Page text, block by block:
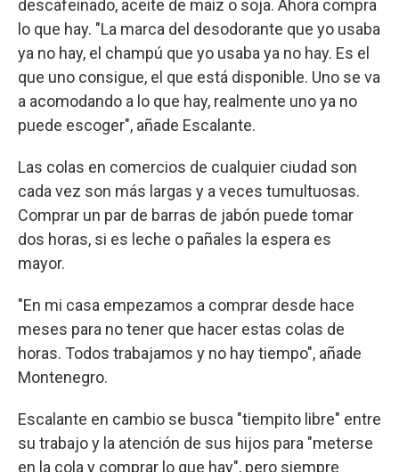
descafeinado, aceite de maiz o soja. Ahora compra
lo que hay. "La marca del desodorante que yo usaba
ya no hay, el champú que yo usaba ya no hay. Es el
que uno consigue, el que está disponible. Uno se va
a acomodando a lo que hay, realmente uno ya no
puede escoger", añade Escalante.
Las colas en comercios de cualquier ciudad son
cada vez son más largas y a veces tumultuosas.
Comprar un par de barras de jabón puede tomar
dos horas, si es leche o pañales la espera es
mayor.
"En mi casa empezamos a comprar desde hace
meses para no tener que hacer estas colas de
horas. Todos trabajamos y no hay tiempo", añade
Montenegro.
Escalante en cambio se busca "tiempito libre" entre
su trabajo y la atención de sus hijos para "meterse
en la cola y comprar lo que hay", pero siempre